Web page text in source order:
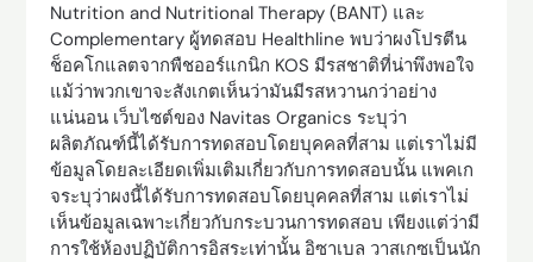
Nutrition and Nutritional Therapy (BANT) และ
Complementary ผู้ทดสอบ Healthline พบว่าผงโปรตีน
ช็อคโกแลตจากพืชออร์แกนิก KOS มีรสชาติที่น่าพึงพอใจ
แม้ว่าพวกเขาจะสังเกตเห็นว่ามันมีรสหวานกว่าอย่าง
แน่นอน เว็บไซต์ของ Navitas Organics ระบุว่า
ผลิตภัณฑ์นี้ได้รับการทดสอบโดยบุคคลที่สาม แต่เราไม่มี
ข้อมูลโดยละเอียดเพิ่มเติมเกี่ยวกับการทดสอบนั้น แพคเก
จระบุว่าผงนี้ได้รับการทดสอบโดยบุคคลที่สาม แต่เราไม่
เห็นข้อมูลเฉพาะเกี่ยวกับกระบวนการทดสอบ เพียงแต่ว่ามี
การใช้ห้องปฏิบัติการอิสระเท่านั้น อิซาเบล วาสเกซเป็นนัก